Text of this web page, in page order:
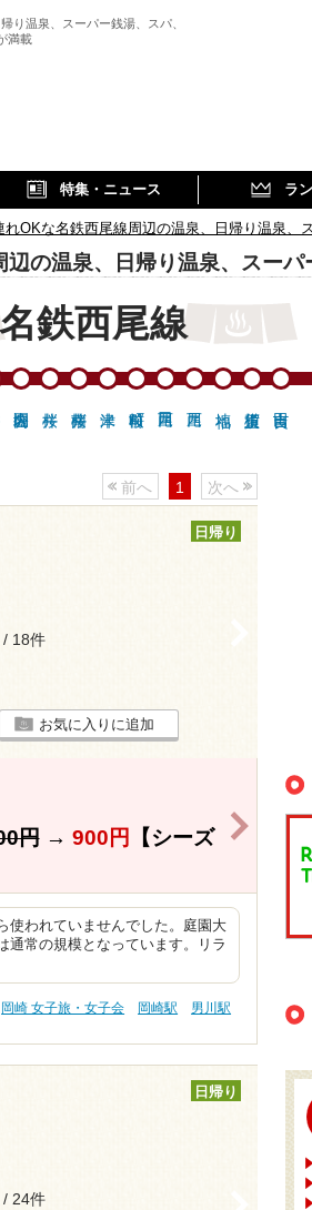
り温泉、スーパー銭湯、スパ、
満載
特集・ニュース ラ
れOKな名鉄西尾線周辺の温泉、日帰り温泉、
の温泉、日帰り温泉、スーパ
名鉄西尾線
前へ 1 次へ
日帰り
/ 18件
お気に入りに追加
円→ 900円
【シーズ
使われていませんでした。庭園大
通常の規模となっています。リラ
岡崎 女子旅・女子会 岡崎駅
男川駅
日帰り
/ 24件